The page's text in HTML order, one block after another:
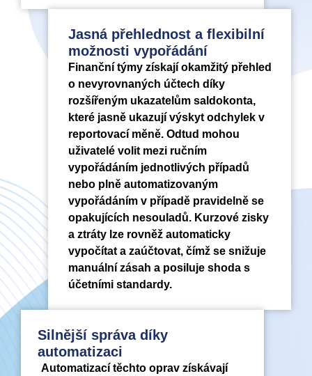
Jasná přehlednost a flexibilní
možnosti vypořádání
Finanční týmy získají okamžitý přehled
o nevyrovnaných účtech díky
rozšířeným ukazatelům saldokonta,
které jasně ukazují výskyt odchylek v
reportovací měně. Odtud mohou
uživatelé volit mezi ručním
vypořádáním jednotlivých případů
nebo plně automatizovaným
vypořádáním v případě pravidelně se
opakujících nesouladů. Kurzové zisky
a ztráty lze rovněž automaticky
vypočítat a zaúčtovat, čímž se snižuje
manuální zásah a posiluje shoda s
účetními standardy.
Silnější správa díky
automatizaci
Automatizací těchto oprav získávají